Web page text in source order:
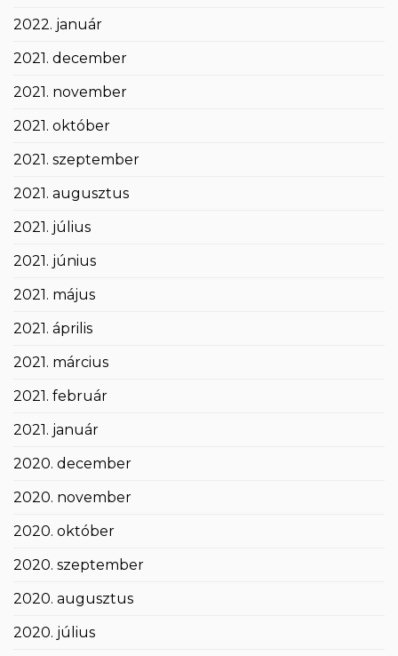
2022. január
2021. december
2021. november
2021. október
2021. szeptember
2021. augusztus
2021. július
2021. június
2021. május
2021. április
2021. március
2021. február
2021. január
2020. december
2020. november
2020. október
2020. szeptember
2020. augusztus
2020. július